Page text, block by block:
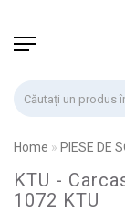
Home PIESE DE
KTU -
1072 KTU